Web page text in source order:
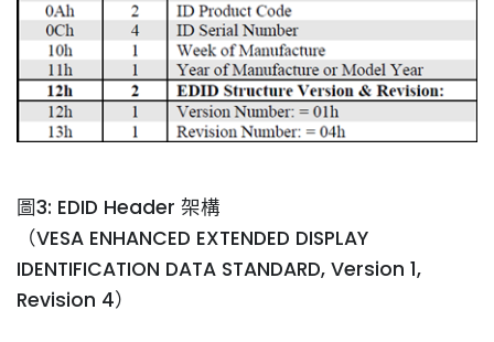
圖3: EDID Header 架構
（VESA ENHANCED EXTENDED DISPLAY
IDENTIFICATION DATA STANDARD, Version 1,
Revision 4）